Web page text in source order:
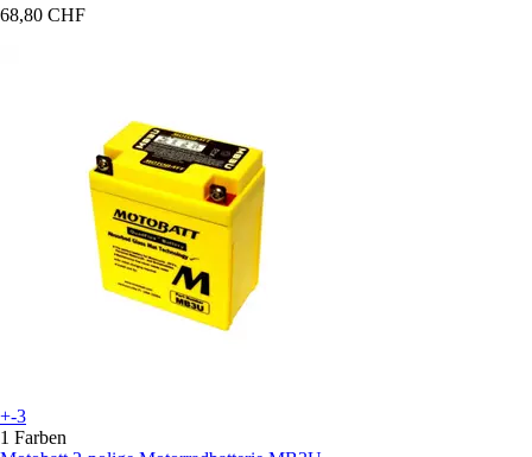
68,80 CHF
+-3
1 Farben